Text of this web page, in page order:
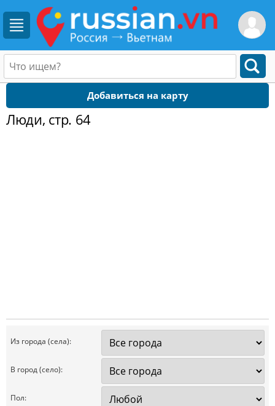
Добавиться на карту
Люди, стр. 64
Из города (села):
В город (село):
Пол: